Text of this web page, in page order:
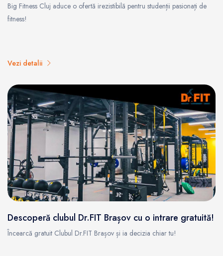
Big Fitness Cluj aduce o ofertă irezistibilă pentru studenții pasionați de
fitness!
Vezi detalii
Descoperă clubul Dr.FIT Brașov cu o intrare gratuită!
Încearcă gratuit Clubul Dr.FIT Brașov și ia decizia chiar tu!